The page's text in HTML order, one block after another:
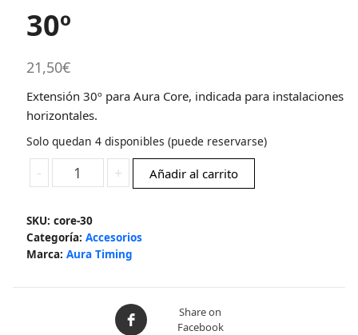
30º
21,50€
Extensión 30º para Aura Core, indicada para instalaciones
horizontales.
Solo quedan 4 disponibles (puede reservarse)
-
Aura
Core
Extensión
30º
cantidad
+ Añadir al carrito
SKU: core-30
Categoría: Accesorios
Marca: Aura Timing
Share on
Facebook